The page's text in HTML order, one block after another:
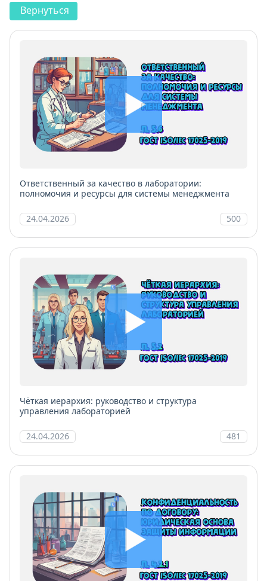
Вернуться
Ответственный за качество в лаборатории:
полномочия и ресурсы для системы менеджмента
24.04.2026 500
Чёткая иерархия: руководство и структура
управления лабораторией
24.04.2026 481